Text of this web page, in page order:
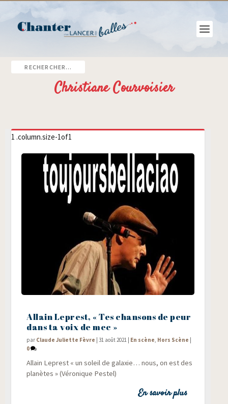
Christiane Courvoisier
Allain Leprest, « Tes chansons de peur
dans ta voix de mec »
par Claude Juliette Fèvre |31 août 2021 | En scène Hors Scène |
0
Allain Leprest « un soleil de galaxie… nous, on est des
pla­nètes » (Véro­nique Pestel)
En savoir plus